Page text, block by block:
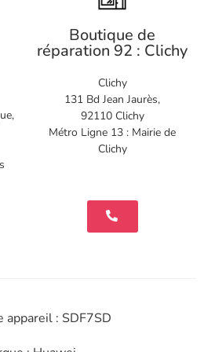
Boutique de
réparation 92 : Clichy
Clichy
131 Bd Jean Jaurès,
92110 Clichy
Métro Ligne 13 : Mairie de
Clichy
appareil : SDF7SD